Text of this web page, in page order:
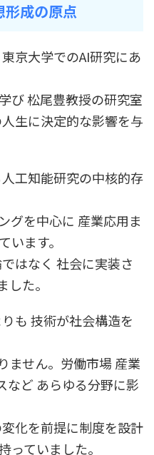
成の原点
京大学でのAI研究にあ
び 松尾豊教授の研究室
生に決定的な影響を与
工知能研究の中核的存
グを中心に 産業応用ま
います。
はなく 社会に実装さ
た。
も 技術が社会構造を
ません。労働市場 産業
など あらゆる分野に影
化を前提に制度を設計
っていました。